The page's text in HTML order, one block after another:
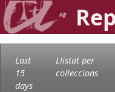
Last
15
days
Llistat per
col·leccions